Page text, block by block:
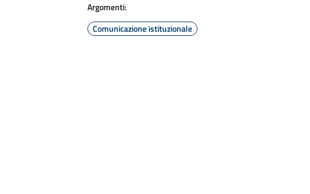
Argomenti:
Comunicazione istituzionale